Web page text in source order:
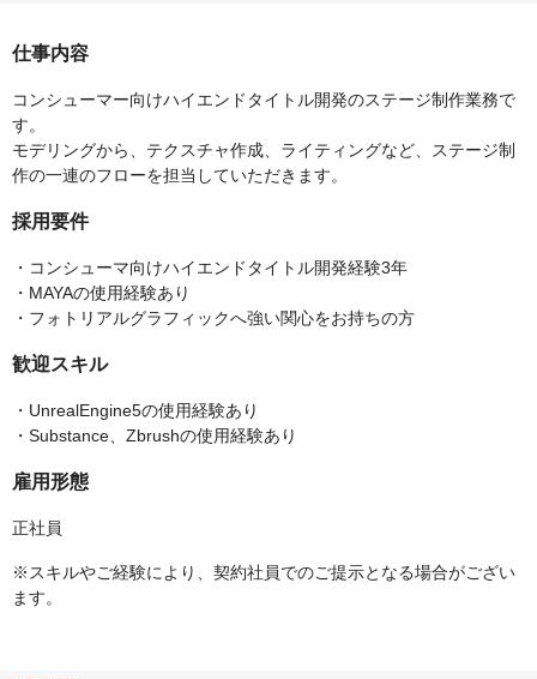
仕事内容
コンシューマー向けハイエンドタイトル開発のステージ制作業務で
す。
モデリングから、テクスチャ作成、ライティングなど、ステージ制
作の一連のフローを担当していただきます。
採用要件
・コンシューマ向けハイエンドタイトル開発経験3年
・MAYAの使用経験あり
・フォトリアルグラフィックへ強い関心をお持ちの方
歓迎スキル
・UnrealEngine5の使用経験あり
・Substance、Zbrushの使用経験あり
雇用形態
正社員
※スキルやご経験により、契約社員でのご提示となる場合がござい
ます。